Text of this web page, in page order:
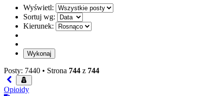
Wyświetl:
Sortuj wg:
Kierunek:
Posty: 7440 • Strona 744 z 744
Opioidy